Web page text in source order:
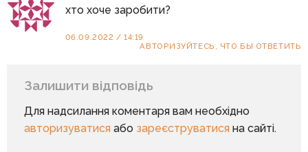
хто хоче заробити?
06.09.2022 / 14:19
АВТОРИЗУЙТЕСЬ, ЧТО БЫ ОТВЕТИТЬ
Залишити відповідь
Для надсилання коментаря вам необхідно
авторизуватисяабо зареєструватисяна сайті.